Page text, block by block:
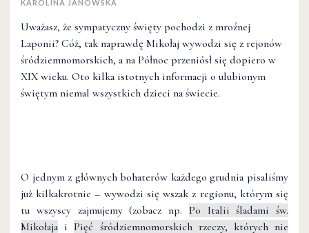
KAROLINA JANOWSKA
Uważasz, że sympatyczny święty pochodzi z mroźnej
Laponii? Cóż, tak naprawdę Mikołaj wywodzi się z rejonów
śródziemnomorskich, a na Północ przeniósł się dopiero w
XIX wieku. Oto kilka istotnych informacji o ulubionym
świętym niemal wszystkich dzieci na świecie.
O jednym z głównych bohaterów każdego grudnia pisaliśmy
już kilkakrotnie – wywodzi się wszak z regionu, którym się
tu wszyscy zajmujemy (zobacz np. Po Italii śladami św.
Mikołaja iPięć śródziemnomorskich rzeczy, których nie